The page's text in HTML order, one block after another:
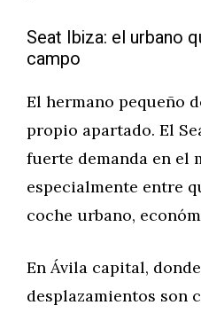
Seat Ibiza: el urbano
campo
El hermano pequeño
propio apartado. El
fuerte demanda en el
especialmente entre
coche urbano,
En Ávila capital,
desplazamientos son